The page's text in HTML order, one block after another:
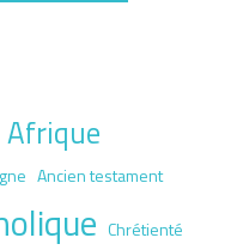
Afrique
Ancien testament
Chrétienté